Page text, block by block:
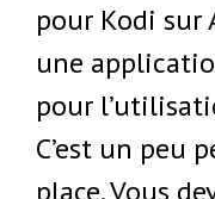
pour Kodi sur
une
pour
C’est un peu
place. Vous